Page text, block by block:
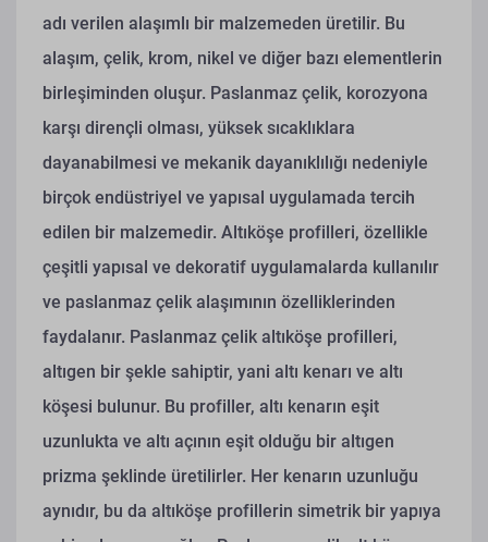
adı verilen alaşımlı bir malzemeden üretilir. Bu
alaşım, çelik, krom, nikel ve diğer bazı elementlerin
birleşiminden oluşur. Paslanmaz çelik, korozyona
karşı dirençli olması, yüksek sıcaklıklara
dayanabilmesi ve mekanik dayanıklılığı nedeniyle
birçok endüstriyel ve yapısal uygulamada tercih
edilen bir malzemedir. Altıköşe profilleri, özellikle
çeşitli yapısal ve dekoratif uygulamalarda kullanılır
ve paslanmaz çelik alaşımının özelliklerinden
faydalanır. Paslanmaz çelik altıköşe profilleri,
altıgen bir şekle sahiptir, yani altı kenarı ve altı
köşesi bulunur. Bu profiller, altı kenarın eşit
uzunlukta ve altı açının eşit olduğu bir altıgen
prizma şeklinde üretilirler. Her kenarın uzunluğu
aynıdır, bu da altıköşe profillerin simetrik bir yapıya